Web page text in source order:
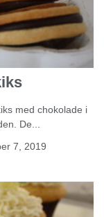
med chokolade i
De...
7, 2019